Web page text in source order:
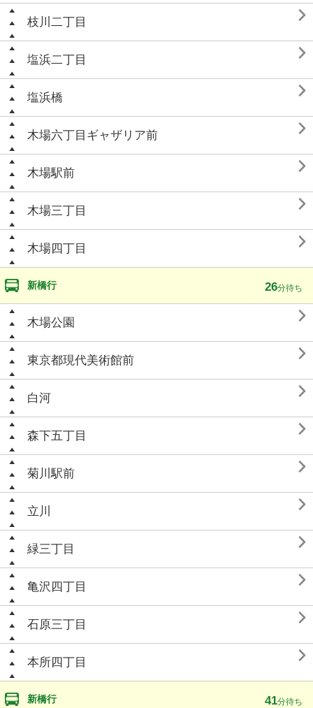
枝川二丁目 
塩浜二丁目 
塩浜橋 
木場六丁目ギャザリア前 
木場駅前 
木場三丁目 
木場四丁目 
新橋行 26分待ち
木場公園 
東京都現代美術館前 
白河 
森下五丁目 
菊川駅前 
立川 
緑三丁目 
亀沢四丁目 
石原三丁目 
本所四丁目 
新橋行 41分待ち